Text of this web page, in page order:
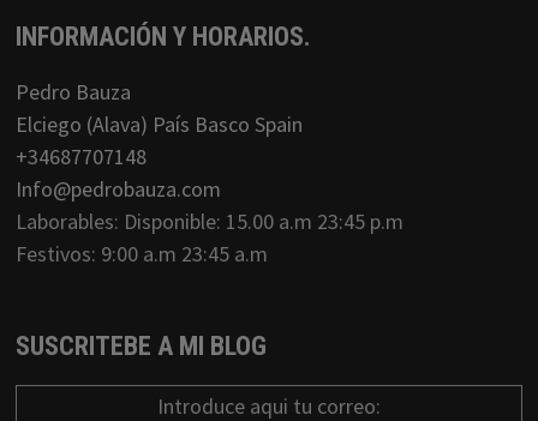
INFORMACIÓN Y HORARIOS.
Pedro Bauza
Elciego (Alava) País Basco Spain
+34687707148
Info@pedrobauza.com
Laborables: Disponible: 15.00 a.m 23:45 p.m
Festivos: 9:00 a.m 23:45 a.m
SUSCRITEBE A MI BLOG
Introduce aqui tu correo: